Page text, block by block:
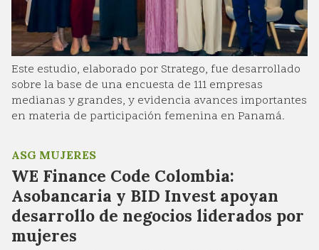
Este estudio, elaborado por Stratego, fue desarrollado
sobre la base de una encuesta de 111 empresas
medianas y grandes, y evidencia avances importantes
en materia de participación femenina en Panamá.
WE Finance Code Colombia:
Asobancaria y BID Invest apoyan
desarrollo de negocios liderados por
mujeres
ASG MUJERES